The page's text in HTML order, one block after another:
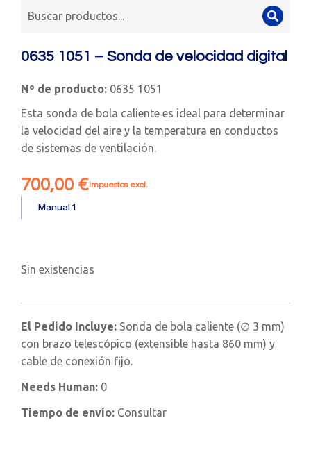
0635 1051 – Sonda de velocidad digital
Nº de producto: 0635 1051
Esta sonda de bola caliente es ideal para determinar
la velocidad del aire y la temperatura en conductos
de sistemas de ventilación.
700,00 €impuestos excl.
Manual 1
Sin existencias
El Pedido Incluye: Sonda de bola caliente (∅ 3 mm)
con brazo telescópico (extensible hasta 860 mm) y
cable de conexión fijo.
Needs Human: 0
Tiempo de envío: Consultar